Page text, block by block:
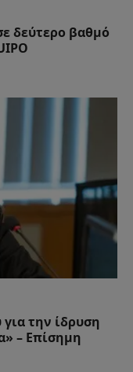
δεύτερο βαθμό
την ίδρυση
– Επίσημη